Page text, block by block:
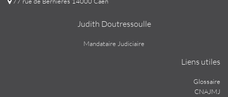
Judith Doutressoulle
Mandataire Judiciaire
Liens utiles
Glossaire
CNAJMJ